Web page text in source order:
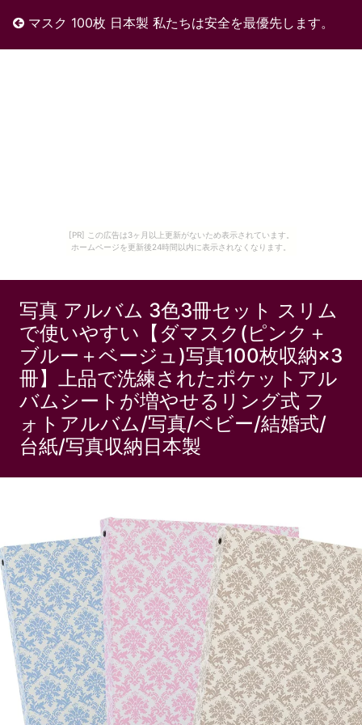
[PR] この広告は3ヶ月以上更新がないため表示されています。
ホームページを更新後24時間以内に表示されなくなります。
マスク 100枚 日本製 私たちは安全を最優先します。
写真 アルバム 3色3冊セット スリム
で使いやすい【ダマスク(ピンク＋
ブルー＋ベージュ)写真100枚収納×3
冊】上品で洗練されたポケットアル
バムシートが増やせるリング式 フ
ォトアルバム/写真/ベビー/結婚式/
台紙/写真収納日本製